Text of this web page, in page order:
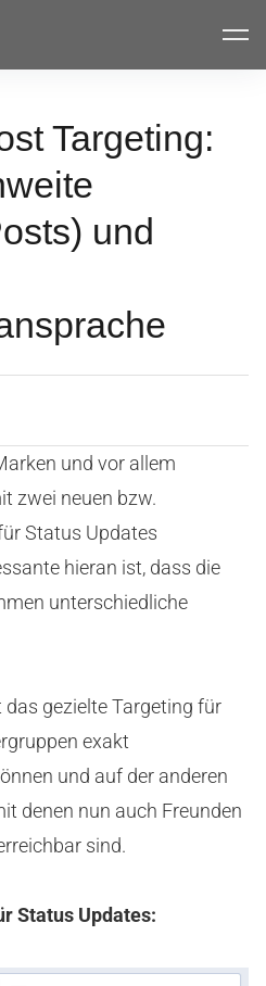
Targeting:
und
und vor allem
zwei neuen bzw.
Status Updates
hieran ist, dass die
unterschiedliche
gezielte Targeting für
exakt
und auf der anderen
denen nun auch Freunden
sind.
Status Updates: